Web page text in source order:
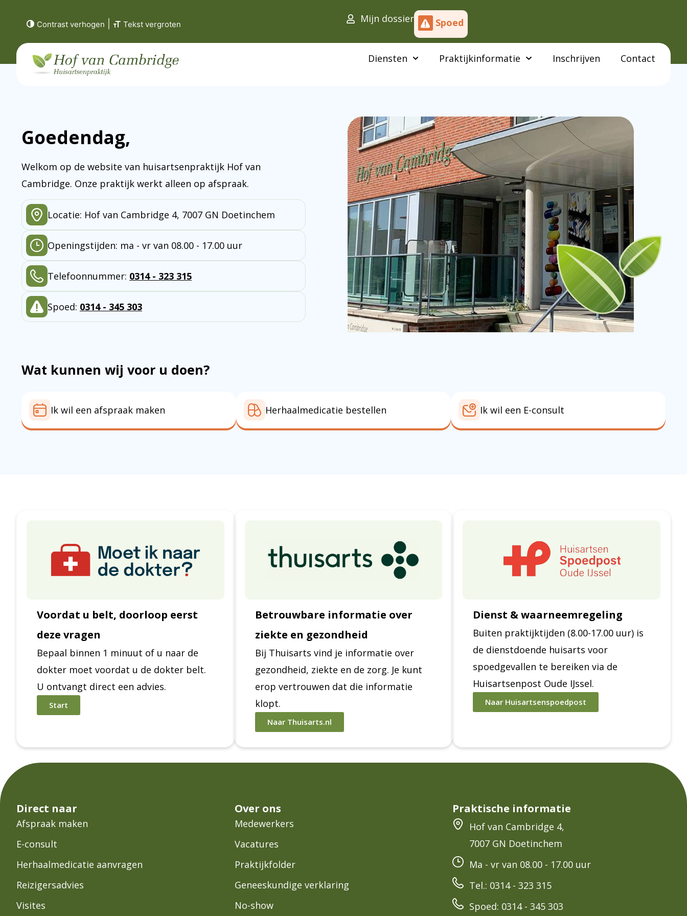
Contrast verhogen Tekst vergroten Mijn dossier Spoed
Diensten Praktijkinformatie Inschrijven Contact
Goedendag,
Welkom op de website van huisartsenpraktijk Hof van
Cambridge. Onze praktijk werkt alleen op afspraak.
Locatie: Hof van Cambridge 4, 7007 GN Doetinchem
Openingstijden: ma - vr van 08.00 - 17.00 uur
Telefoonnummer: 0314 - 323 315
Spoed: 0314 - 345 303
Wat kunnen wij voor u doen?
Ik wil een afspraak maken Herhaalmedicatie bestellen Ik wil een E-consult
Voordat u belt, doorloop eerst
deze vragen
Bepaal binnen 1 minuut of u naar de
dokter moet voordat u de dokter belt.
U ontvangt direct een advies.
Start
Betrouwbare informatie over
ziekte en gezondheid
Bij Thuisarts vind je informatie over
gezondheid, ziekte en de zorg. Je kunt
erop vertrouwen dat die informatie
klopt.
Naar Thuisarts.nl
Dienst & waarneemregeling
Buiten praktijktijden (8.00-17.00 uur) is
de dienstdoende huisarts voor
spoedgevallen te bereiken via de
Huisartsenpost Oude IJssel.
Naar Huisartsenspoedpost
Direct naar
Afspraak maken
E-consult
Herhaalmedicatie aanvragen
Reizigersadvies
Visites
Over ons
Medewerkers
Vacatures
Praktijkfolder
Geneeskundige verklaring
No-show
Praktische informatie
Hof van Cambridge 4,
7007 GN Doetinchem
Ma - vr van 08.00 - 17.00 uur
Tel.: 0314 - 323 315
Spoed: 0314 - 345 303